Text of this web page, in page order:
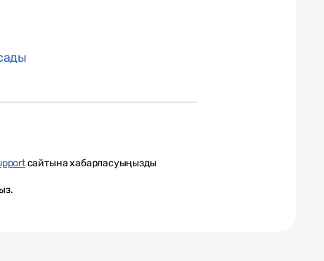
сайтына хабарласуыңызды